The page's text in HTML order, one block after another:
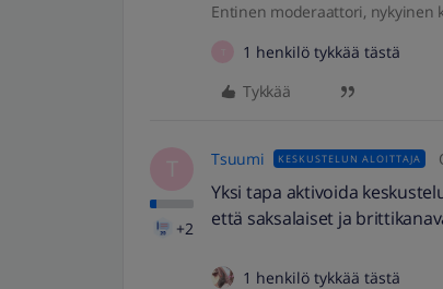
Entinen moderaattori, nykyinen
1 henkilö tykkää tästä
Tykkää
T
+2
Tsuumi KESKUSTELUN ALOITTAJA
Yksi tapa aktivoida
että saksalaiset ja
1 henkilö tykkää tästä